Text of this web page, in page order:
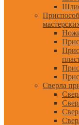
Сверла